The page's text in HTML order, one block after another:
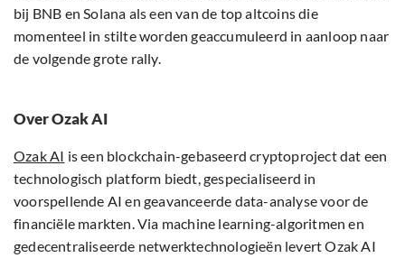
bij BNB en Solana als een van de top altcoins die
momenteel in stilte worden geaccumuleerd in aanloop naar
de volgende grote rally.
Over Ozak AI
Ozak AI is een blockchain-gebaseerd cryptoproject dat een
technologisch platform biedt, gespecialiseerd in
voorspellende AI en geavanceerde data-analyse voor de
financiële markten. Via machine learning-algoritmen en
gedecentraliseerde netwerktechnologieën levert Ozak AI